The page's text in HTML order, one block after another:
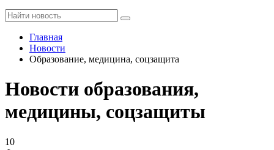
Главная
Новости
Образование, медицина, соцзащита
Новости образования,
медицины, соцзащиты
10